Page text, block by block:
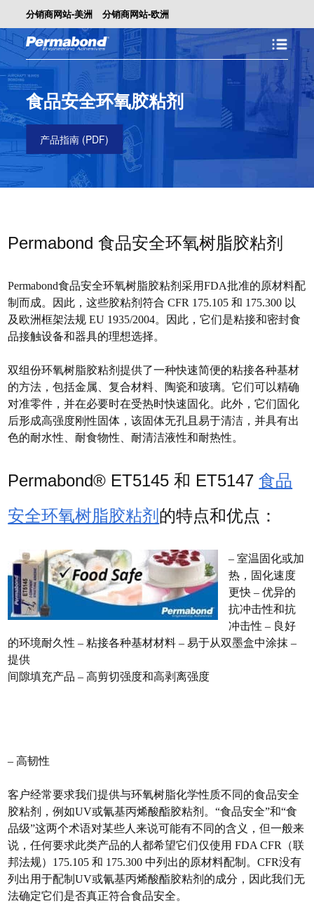
分销商网站-美洲 分销商网站-欧洲
食品安全环氧胶粘剂
产品指南 (PDF)
Permabond 食品安全环氧树脂胶粘剂
Permabond食品安全环氧树脂胶粘剂采用FDA批准的原材料配
制而成。因此，这些胶粘剂符合 CFR 175.105 和 175.300 以
及欧洲框架法规 EU 1935/2004。因此，它们是粘接和密封食
品接触设备和器具的理想选择。
双组份环氧树脂胶粘剂提供了一种快速简便的粘接各种基材
的方法，包括金属、复合材料、陶瓷和玻璃。它们可以精确
对准零件，并在必要时在受热时快速固化。此外，它们固化
后形成高强度刚性固体，该固体无孔且易于清洁，并具有出
色的耐水性、耐食物性、耐清洁液性和耐热性。
Permabond® ET5145 和 ET5147食品
安全环氧树脂胶粘剂 的特点和优点：
– 室温固化或加
热，固化速度
更快 – 优异的
抗冲击性和抗
冲击性 – 良好
的环境耐久性 – 粘接各种基材材料 – 易于从双墨盒中涂抹 –
提供
间隙填充产品 – 高剪切强度和高剥离强度
– 高韧性
客户经常要求我们提供与环氧树脂化学性质不同的食品安全
胶粘剂，例如UV或氰基丙烯酸酯胶粘剂。“食品安全”和“食
品级”这两个术语对某些人来说可能有不同的含义，但一般来
说，任何要求此类产品的人都希望它们仅使用 FDA CFR（联
邦法规）175.105 和 175.300 中列出的原材料配制。CFR没有
列出用于配制UV或氰基丙烯酸酯胶粘剂的成分，因此我们无
法确定它们是否真正符合食品安全。